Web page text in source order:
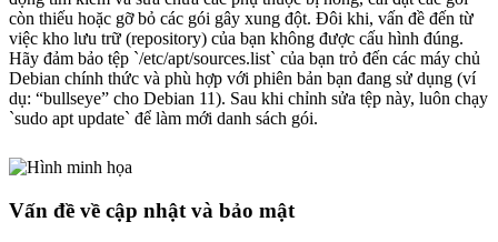
còn thiếu hoặc gỡ bỏ các gói gây xung đột. Đôi khi, vấn đề đến từ
việc kho lưu trữ (repository) của bạn không được cấu hình đúng.
Hãy đảm bảo tệp `/etc/apt/sources.list` của bạn trỏ đến các máy chủ
Debian chính thức và phù hợp với phiên bản bạn đang sử dụng (ví
dụ: “bullseye” cho Debian 11). Sau khi chỉnh sửa tệp này, luôn chạy
`sudo apt update` để làm mới danh sách gói.
Vấn đề về cập nhật và bảo mật